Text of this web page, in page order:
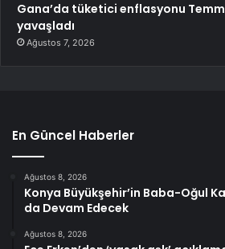
Gana’da tüketici enflasyonu
yavaşladı
Ağustos 7, 2026
En Güncel Haberler
Ağustos 8, 2026
Konya Büyükşehir’in Baba-Oğul
da Devam Edecek
Ağustos 8, 2026